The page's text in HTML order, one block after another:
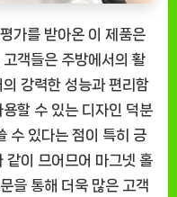
가를 받아온 이 제품은
객들은 주방에서의 활
강력한 성능과 편리함
할 수 있는 디자인 덕분
수 있다는 점이 특히 긍
같이 므어므어 마그넷 홀
을 통해 더욱 많은 고객